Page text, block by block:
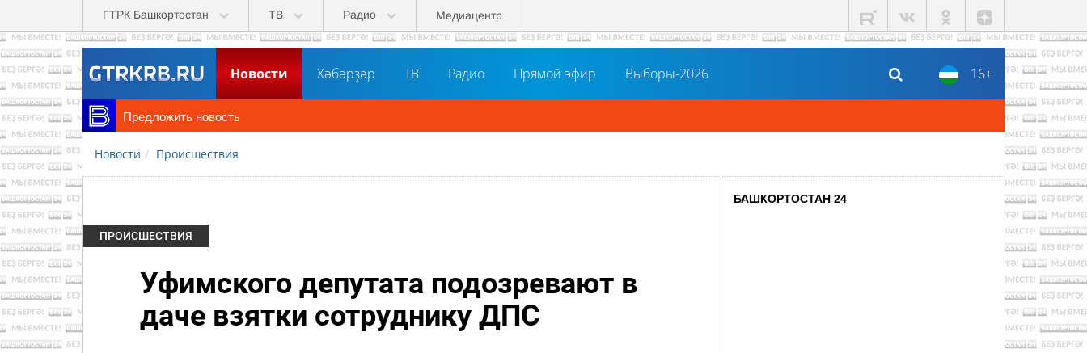
Перейти к основному содержанию
ГТРК Башкортостан ТВ Радио Медиацентр
16+
Новости Хәбәрҙәр ТВ Радио Прямой эфир Выборы-2026
Предложить новость
Новости Происшествия
ПРОИСШЕСТВИЯ
Уфимского депутата подозревают в
даче взятки сотруднику ДПС
БАШКОРТОСТАН 24